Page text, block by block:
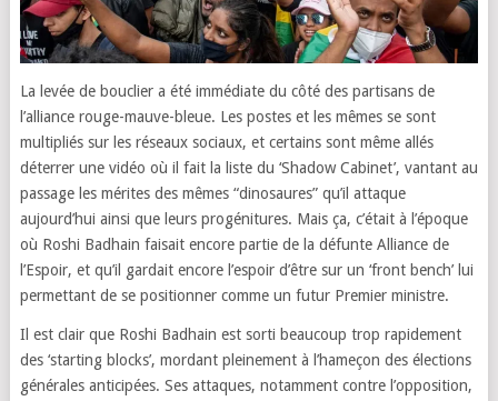
La levée de bouclier a été immédiate du côté des partisans de
l’alliance rouge-mauve-bleue. Les postes et les mêmes se sont
multipliés sur les réseaux sociaux, et certains sont même allés
déterrer une vidéo où il fait la liste du ‘Shadow Cabinet’, vantant au
passage les mérites des mêmes “dinosaures” qu’il attaque
aujourd’hui ainsi que leurs progénitures. Mais ça, c’était à l’époque
où Roshi Badhain faisait encore partie de la défunte Alliance de
l’Espoir, et qu’il gardait encore l’espoir d’être sur un ‘front bench’ lui
permettant de se positionner comme un futur Premier ministre.
Il est clair que Roshi Badhain est sorti beaucoup trop rapidement
des ‘starting blocks’, mordant pleinement à l’hameçon des élections
générales anticipées. Ses attaques, notamment contre l’opposition,